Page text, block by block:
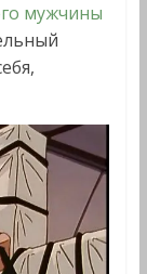
мужчины